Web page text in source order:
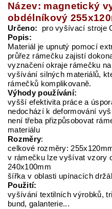
Název: magnetický
obdélníkový
Určeno: pro vyšívací stroje
Popis:
Materiál je upnutý pomocí
průřez rámečku zajistí
vyznačení okraje rámečku
vyšívání silných materiálů,
rámečků komplikovaně.
Výhody používání:
vyšší efektivita práce a
nedochází k deformování
není třeba přizpůsobovat
materiálu
Rozměry:
celkové rozměry:
v rámečku lze vyšívat vzory
240x100mm
šířka v oblasti upínacích
Použití:
vyšívání textilních výrobků,
bund, galanterie...